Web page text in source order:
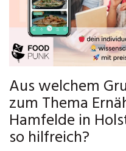
Aus welchem
zum Thema
Hamfelde in
so hilfreich?